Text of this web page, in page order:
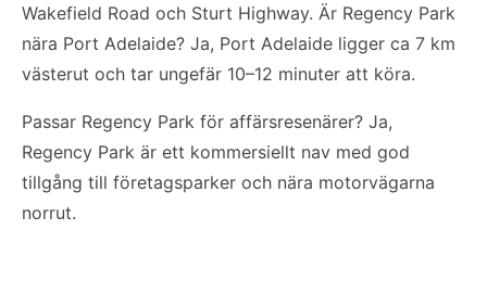
Wakefield Road och Sturt Highway. Är Regency Park
nära Port Adelaide? Ja, Port Adelaide ligger ca 7 km
västerut och tar ungefär 10–12 minuter att köra.
Passar Regency Park för affärsresenärer? Ja,
Regency Park är ett kommersiellt nav med god
tillgång till företagsparker och nära motorvägarna
norrut.